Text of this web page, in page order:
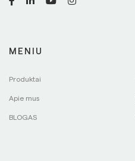
MENIU
Produktai
Apie mus
BLOGAS